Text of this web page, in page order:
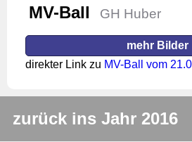
MV-Ball GH Huber
mehr Bilder
direkter Link zu MV-Ball vom
zurück ins Jahr 2016